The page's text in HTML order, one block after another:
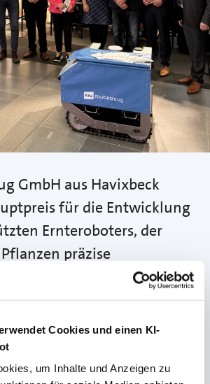
Cookies und einen KI-
um Inhalte und Anzeigen zu
GmbH aus Havixbeck
für die Entwicklung
Ernteroboters, der
präzise
kann und somit nicht auf
festgelegt ist. Das
aufgrund seiner Größe
und mittelständische
das Ergebnis einer